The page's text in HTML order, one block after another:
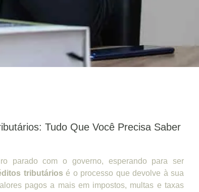
Tudo Que Você Precisa Saber
parado com o governo, esperando para ser
tributários é o processo que devolve à sua
pagos a mais em impostos, multas e taxas